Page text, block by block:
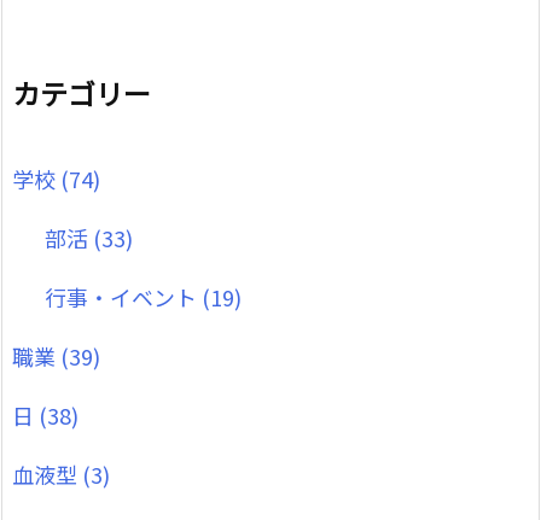
カテゴリー
学校 (74)
部活 (33)
行事・イベント (19)
職業 (39)
日 (38)
血液型 (3)